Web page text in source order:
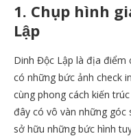
1. Chụp hình
Lập
Dinh Độc Lập là địa điểm
có những bức ảnh check
cùng phong cách kiến
đây có vô vàn những góc
sở hữu những bức hình